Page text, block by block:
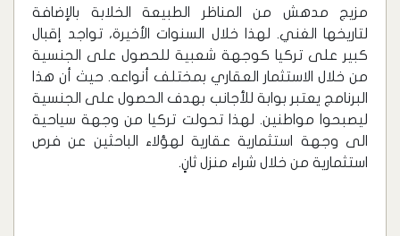
مزيج مدهش من المناظر الطبيعة الخلابة بالإضافة
لتاريخها الغني. لهذا خلال السنوات الأخيرة، تواجد إقبال
كبير على تركيا كوجهة شعبية للحصول على الجنسية
من خلال الاستثمار العقاري بمختلف أنواعه. حيث أن هذا
البرنامج يعتبر بوابة للأجانب بهدف الحصول على الجنسية
ليصبحوا مواطنين. لهذا تحولت تركيا من وجهة سياحية
الى وجهة استثمارية عقارية لهؤلاء الباحثين عن فرص
استثمارية من خلال شراء منزل ثانٍ.